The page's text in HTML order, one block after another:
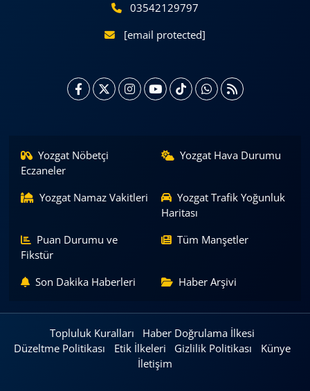
03542129797
[email protected]
Yozgat Nöbetçi
Eczaneler
Yozgat Hava Durumu
Yozgat Namaz Vakitleri
Yozgat Trafik Yoğunluk
Haritası
Puan Durumu ve
Fikstür
Tüm Manşetler
Son Dakika Haberleri Haber Arşivi
Topluluk Kuralları
Haber Doğrulama İlkesi
Düzeltme Politikası
Etik İlkeleri Gizlilik Politikası
Künye
İletişim